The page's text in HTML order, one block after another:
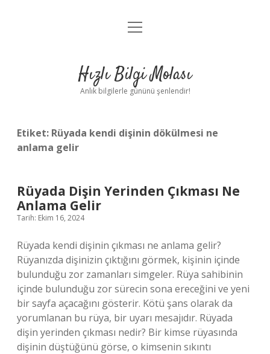
Anasayfa
Yasal Uyarı
menüyü
Hızlı Bilgi Molası
Anlık bilgilerle gününü şenlendir!
Etiket: Rüyada kendi dişinin dökülmesi ne
anlama gelir
Rüyada Dişin Yerinden Çıkması Ne
Anlama Gelir
Tarih: Ekim 16, 2024
Rüyada kendi dişinin çıkması ne anlama gelir?
Rüyanızda dişinizin çıktığını görmek, kişinin içinde
bulunduğu zor zamanları simgeler. Rüya sahibinin
içinde bulunduğu zor sürecin sona ereceğini ve yeni
bir sayfa açacağını gösterir. Kötü şans olarak da
yorumlanan bu rüya, bir uyarı mesajıdır. Rüyada
dişin yerinden çıkması nedir? Bir kimse rüyasında
dişinin düştüğünü görse, o kimsenin sıkıntı